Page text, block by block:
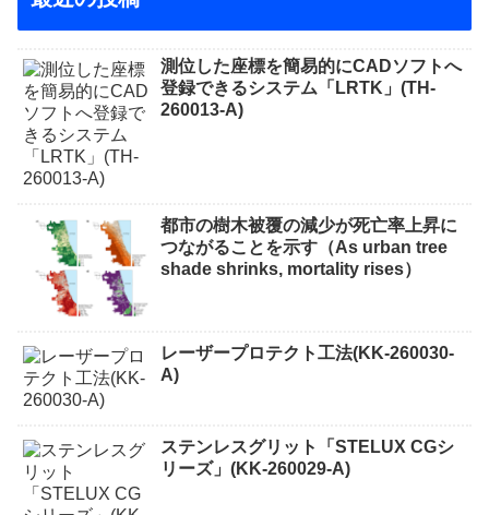
測位した座標を簡易的にCADソフトへ
登録できるシステム「LRTK」(TH-
260013-A)
都市の樹木被覆の減少が死亡率上昇に
つながることを示す（As urban tree
shade shrinks, mortality rises）
レーザープロテクト⼯法(KK-260030-
A)
ステンレスグリット「STELUX CGシ
リーズ」(KK-260029-A)